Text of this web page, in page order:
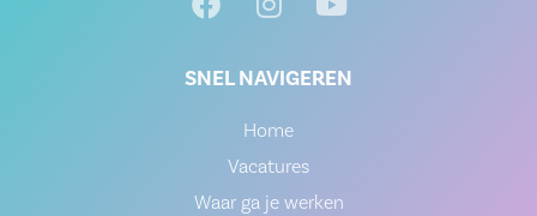
SNEL NAVIGEREN
Home
Vacatures
Waar ga je werken